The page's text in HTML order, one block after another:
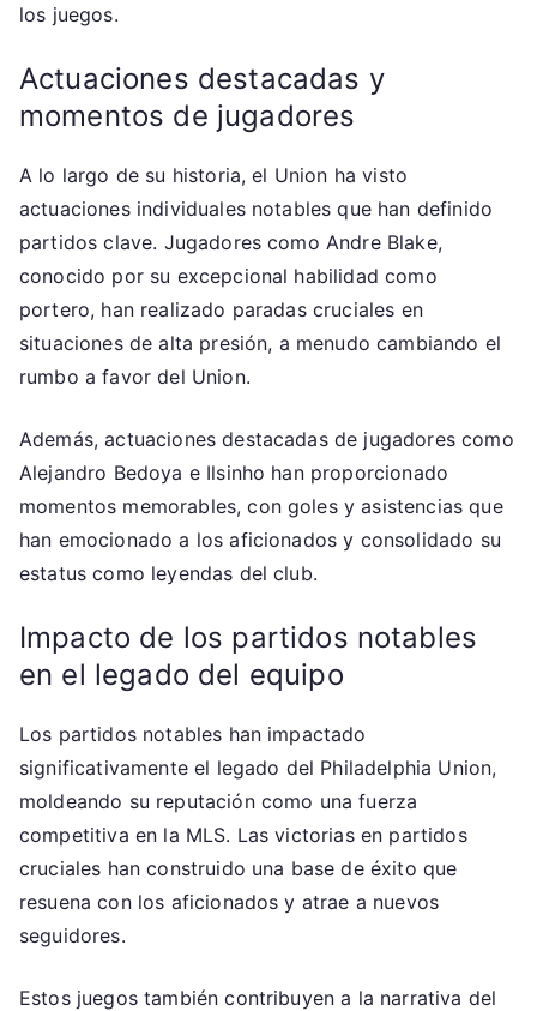
los juegos.
Actuaciones destacadas y
momentos de jugadores
A lo largo de su historia, el Union ha visto
actuaciones individuales notables que han definido
partidos clave. Jugadores como Andre Blake,
conocido por su excepcional habilidad como
portero, han realizado paradas cruciales en
situaciones de alta presión, a menudo cambiando el
rumbo a favor del Union.
Además, actuaciones destacadas de jugadores como
Alejandro Bedoya e Ilsinho han proporcionado
momentos memorables, con goles y asistencias que
han emocionado a los aficionados y consolidado su
estatus como leyendas del club.
Impacto de los partidos notables
en el legado del equipo
Los partidos notables han impactado
significativamente el legado del Philadelphia Union,
moldeando su reputación como una fuerza
competitiva en la MLS. Las victorias en partidos
cruciales han construido una base de éxito que
resuena con los aficionados y atrae a nuevos
seguidores.
Estos juegos también contribuyen a la narrativa del